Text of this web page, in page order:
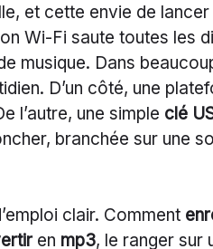
et cette envie de
Wi-Fi saute toutes les
musique. Dans
D’un côté, une
l’autre, une simple clé
branchée sur une
clair. Comment
en mp3, le ranger sur